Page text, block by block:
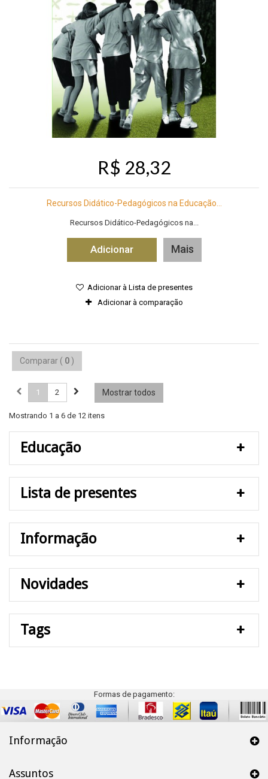
R$ 28,32
Recursos Didático-Pedagógicos na Educação...
Recursos Didático-Pedagógicos na...
Adicionar Mais
Adicionar à Lista de presentes
Adicionar à comparação
Comparar ( 0 )
Mostrar todos
1 2
Mostrando 1 a 6 de 12 itens
Educação
Lista de presentes
Informação
Novidades
Tags
Formas de pagamento:
Informação
Assuntos